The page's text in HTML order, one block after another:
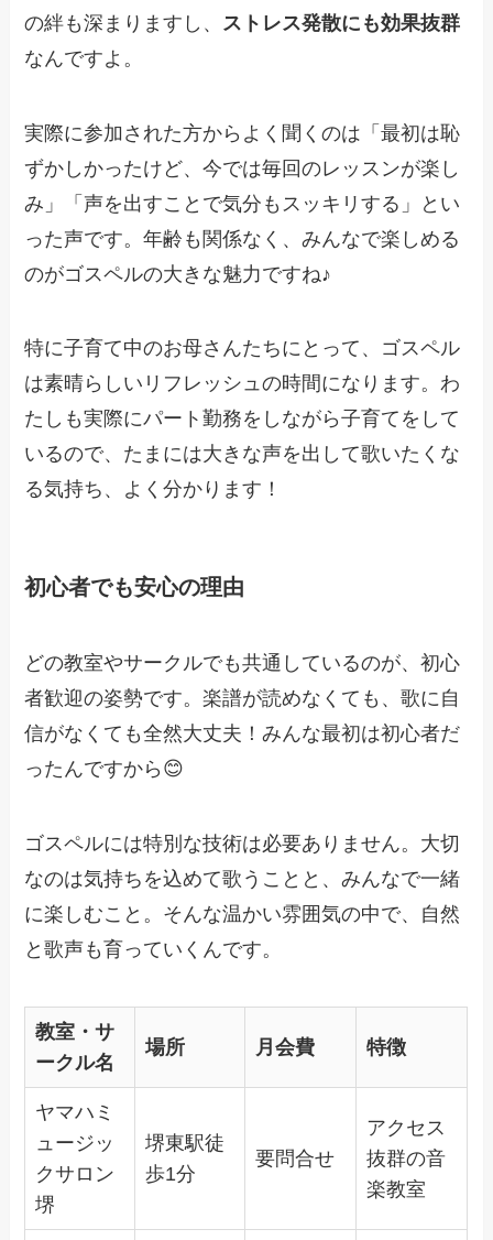
の絆も深まりますし、 ストレス発散にも効果抜群
なんですよ。
実際に参加された方からよく聞くのは「最初は恥
ずかしかったけど、今では毎回のレッスンが楽し
み」「声を出すことで気分もスッキリする」とい
った声です。年齢も関係なく、みんなで楽しめる
のがゴスペルの大きな魅力ですね♪
特に子育て中のお母さんたちにとって、ゴスペル
は素晴らしいリフレッシュの時間になります。わ
たしも実際にパート勤務をしながら子育てをして
いるので、たまには大きな声を出して歌いたくな
る気持ち、よく分かります！
初心者でも安心の理由
どの教室やサークルでも共通しているのが、初心
者歓迎の姿勢です。楽譜が読めなくても、歌に自
信がなくても全然大丈夫！みんな最初は初心者だ
ったんですから😊
ゴスペルには特別な技術は必要ありません。大切
なのは気持ちを込めて歌うことと、みんなで一緒
に楽しむこと。そんな温かい雰囲気の中で、自然
と歌声も育っていくんです。
教室・サ
ークル名
場所 月会費 特徴
ヤマハミ
ュージッ
クサロン
堺
堺東駅徒
歩1分
要問合せ
アクセス
抜群の音
楽教室